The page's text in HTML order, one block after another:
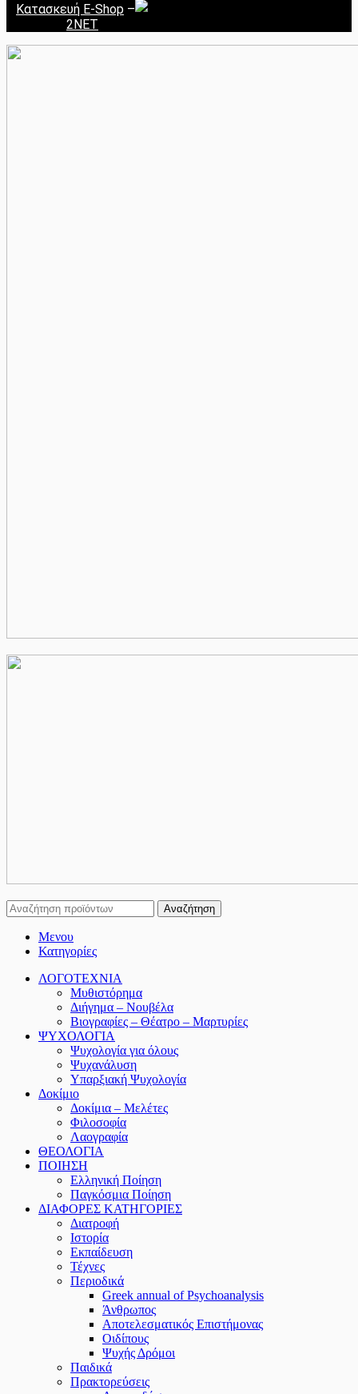
Κατασκευή E-Shop –
2NET
Αναζήτηση
Μενου
Κατηγορίες
ΛΟΓΟΤΕΧΝΙΑ
Μυθιστόρημα
Διήγημα – Νουβέλα
Βιογραφίες – Θέατρο – Μαρτυρίες
ΨΥΧΟΛΟΓΙΑ
Ψυχολογία για όλους
Ψυχανάλυση
Υπαρξιακή Ψυχολογία
Δοκίμιο
Δοκίμια – Μελέτες
Φιλοσοφία
Λαογραφία
ΘΕΟΛΟΓΙΑ
ΠΟΙΗΣΗ
Ελληνική Ποίηση
Παγκόσμια Ποίηση
ΔΙΑΦΟΡΕΣ ΚΑΤΗΓΟΡΙΕΣ
Διατροφή
Ιστορία
Εκπαίδευση
Τέχνες
Περιοδικά
Greek annual of Psychoanalysis
Άνθρωπος
Αποτελεσματικός Επιστήμονας
Οιδίπους
Ψυχής Δρόμοι
Παιδικά
Πρακτoρεύσεις